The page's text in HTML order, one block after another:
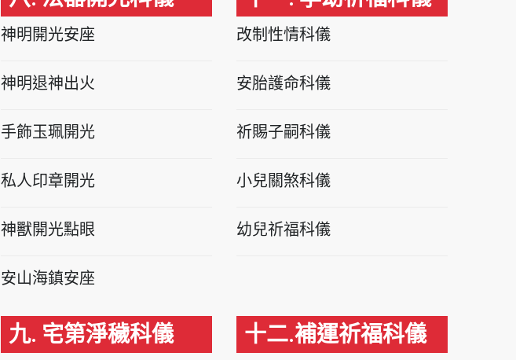
神明開光安座
神明退神出火
手飾玉珮開光
私人印章開光
神獸開光點眼
安山海鎮安座
九. 宅第淨穢科儀
改制性情科儀
安胎護命科儀
祈賜子嗣科儀
小兒關煞科儀
幼兒祈福科儀
十二.補運祈福科儀